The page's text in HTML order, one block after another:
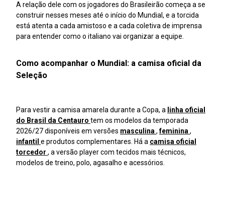
A relação dele com os jogadores do Brasileirão começa a se
construir nesses meses até o início do Mundial, e a torcida
está atenta a cada amistoso e a cada coletiva de imprensa
para entender como o italiano vai organizar a equipe.
Como acompanhar o Mundial: a camisa oficial da
Seleção
Para vestir a camisa amarela durante a Copa, a linha oficial
do Brasil da Centauro tem os modelos da temporada
2026/27 disponíveis em versões masculina ,feminina ,
infantil e produtos complementares. Há a camisa oficial
torcedor , a versão player com tecidos mais técnicos,
modelos de treino, polo, agasalho e acessórios.